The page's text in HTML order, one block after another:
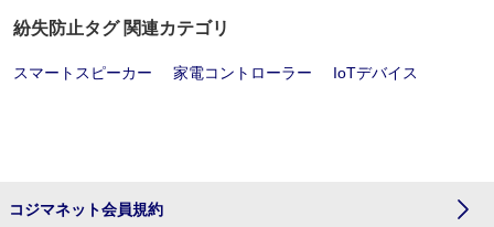
紛失防止タグ 関連カテゴリ
スマートスピーカー 家電コントローラー IoTデバイス
コジマネット会員規約